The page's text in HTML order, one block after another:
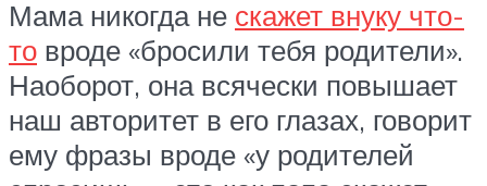
Мама никогда не скажет внуку что-
то вроде «бросили тебя родители».
Наоборот, она всячески повышает
наш авторитет в его глазах, говорит
ему фразы вроде «у родителей